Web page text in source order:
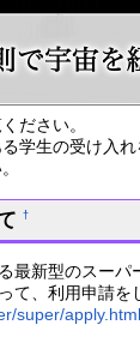
ださい。
学生の受け入
†
最新型のスー
て、利用申請を
super/